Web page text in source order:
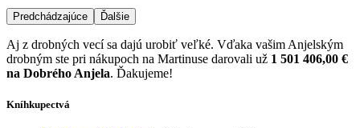
Predchádzajúce Ďalšie
Aj z drobných vecí sa dajú urobiť veľké. Vďaka vašim Anjelským
drobným ste pri nákupoch na Martinuse darovali už 1 501 406,00 €
na Dobrého Anjela. Ďakujeme!
Kníhkupectvá